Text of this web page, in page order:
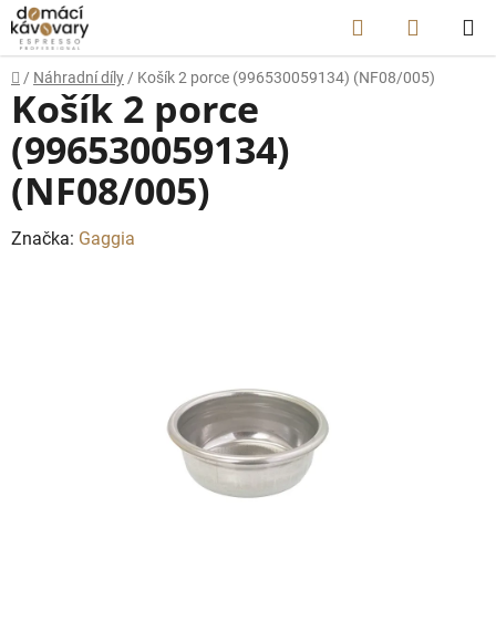
Přejít
na
obsah
Hledat
KOŠÍK
Domů
/ Náhradní díly / Košík 2 porce (996530059134) (NF08/005)
Košík 2 porce
(996530059134)
(NF08/005)
Značka: Gaggia